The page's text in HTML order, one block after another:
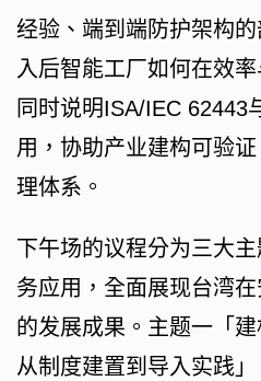
经验、端到端防护架构
入后智能工厂如何在效
同时说明ISA/IEC 62443
用，协助产业建构可验
理体系。
下午场的议程分为三大
务应用，全面展现台湾
的发展成果。主题一「建
从制度建置到导入实践